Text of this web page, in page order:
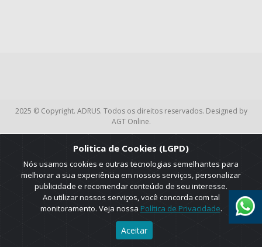
2025 © Copyright. ADRUS. Todos os direitos reservados. Designed by
AGT Online.
Politica de Cookies (LGPD)
Nós usamos cookies e outras tecnologias semelhantes para
melhorar a sua experiência em nossos serviços, personalizar
publicidade e recomendar conteúdo de seu interesse.
Ao utilizar nossos serviços, você concorda com tal
monitoramento. Veja nossa Política de Privacidade.
Aceitar